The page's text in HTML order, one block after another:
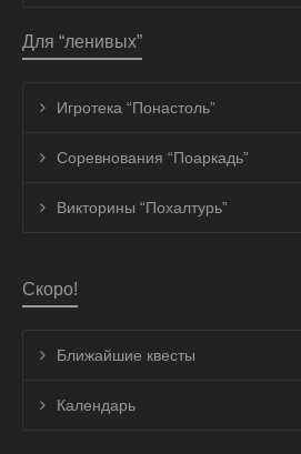
Для “ленивых”
Игротека “Понастоль”
Соревнования “Поаркадь”
Викторины “Похалтурь”
Скоро!
Ближайшие квесты
Календарь